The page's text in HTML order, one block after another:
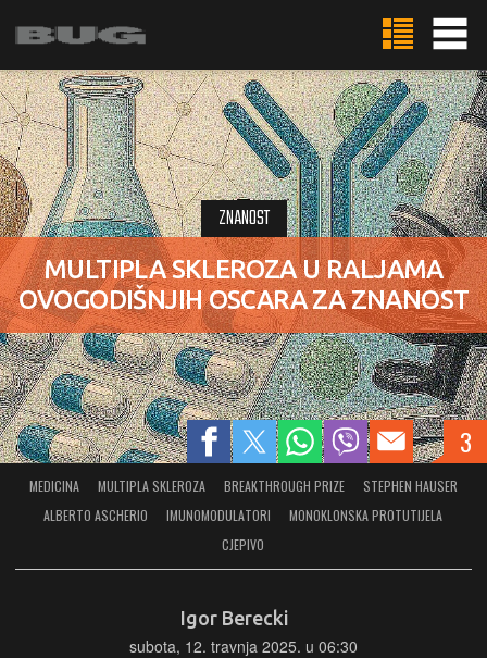
ZNANOST
MULTIPLA SKLEROZA U RALJAMA
OVOGODIŠNJIH OSCARA ZA ZNANOST
3
MEDICINA MULTIPLA SKLEROZA BREAKTHROUGH PRIZE
STEPHEN HAUSER
ALBERTO ASCHERIO
IMUNOMODULATORI
MONOKLONSKA PROTUTIJELA
CJEPIVO
Igor Berecki
subota, 12. travnja 2025. u 06:30